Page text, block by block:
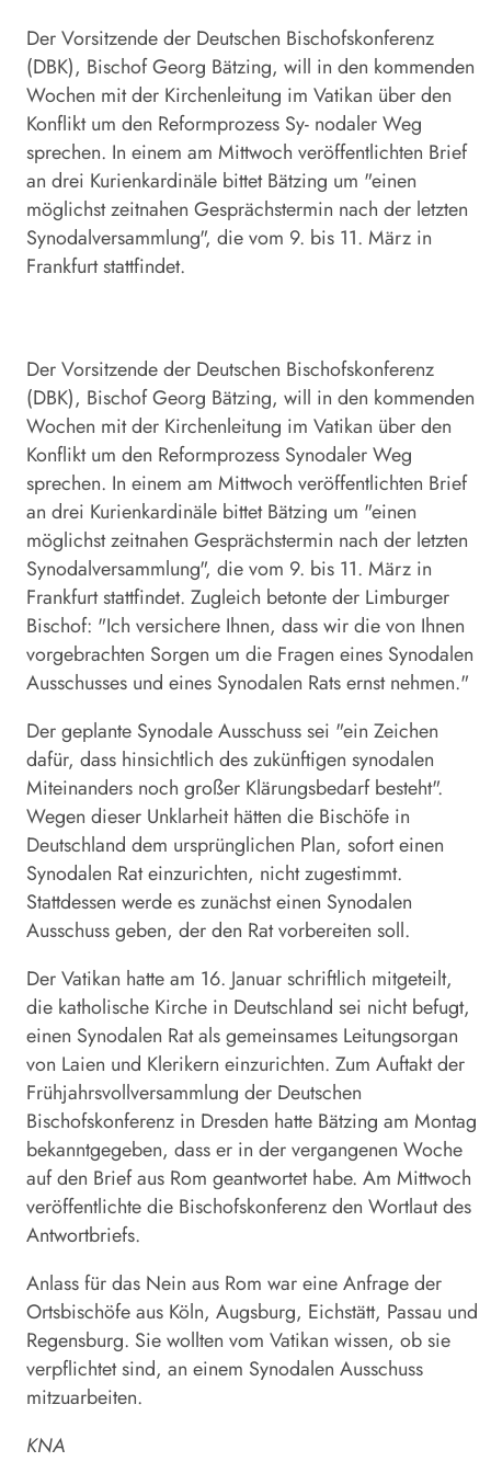
Der Vorsitzende der Deutschen Bischofskonferenz
(DBK), Bischof Georg Bätzing, will in den kommenden
Wochen mit der Kirchenleitung im Vatikan über den
Konflikt um den Reformprozess Sy- nodaler Weg
sprechen. In einem am Mittwoch veröffentlichten Brief
an drei Kurienkardinäle bittet Bätzing um "einen
möglichst zeitnahen Gesprächstermin nach der letzten
Synodalversammlung", die vom 9. bis 11. März in
Frankfurt stattfindet.
Der Vorsitzende der Deutschen Bischofskonferenz
(DBK), Bischof Georg Bätzing, will in den kommenden
Wochen mit der Kirchenleitung im Vatikan über den
Konflikt um den Reformprozess Synodaler Weg
sprechen. In einem am Mittwoch veröffentlichten Brief
an drei Kurienkardinäle bittet Bätzing um "einen
möglichst zeitnahen Gesprächstermin nach der letzten
Synodalversammlung", die vom 9. bis 11. März in
Frankfurt stattfindet. Zugleich betonte der Limburger
Bischof: "Ich versichere Ihnen, dass wir die von Ihnen
vorgebrachten Sorgen um die Fragen eines Synodalen
Ausschusses und eines Synodalen Rats ernst nehmen."
Der geplante Synodale Ausschuss sei "ein Zeichen
dafür, dass hinsichtlich des zukünftigen synodalen
Miteinanders noch großer Klärungsbedarf besteht".
Wegen dieser Unklarheit hätten die Bischöfe in
Deutschland dem ursprünglichen Plan, sofort einen
Synodalen Rat einzurichten, nicht zugestimmt.
Stattdessen werde es zunächst einen Synodalen
Ausschuss geben, der den Rat vorbereiten soll.
Der Vatikan hatte am 16. Januar schriftlich mitgeteilt,
die katholische Kirche in Deutschland sei nicht befugt,
einen Synodalen Rat als gemeinsames Leitungsorgan
von Laien und Klerikern einzurichten. Zum Auftakt der
Frühjahrsvollversammlung der Deutschen
Bischofskonferenz in Dresden hatte Bätzing am Montag
bekanntgegeben, dass er in der vergangenen Woche
auf den Brief aus Rom geantwortet habe. Am Mittwoch
veröffentlichte die Bischofskonferenz den Wortlaut des
Antwortbriefs.
Anlass für das Nein aus Rom war eine Anfrage der
Ortsbischöfe aus Köln, Augsburg, Eichstätt, Passau und
Regensburg. Sie wollten vom Vatikan wissen, ob sie
verpflichtet sind, an einem Synodalen Ausschuss
mitzuarbeiten.
KNA